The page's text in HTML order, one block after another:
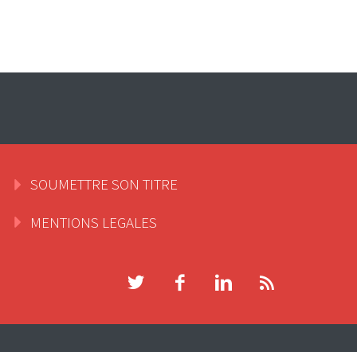
SOUMETTRE SON TITRE
MENTIONS LEGALES